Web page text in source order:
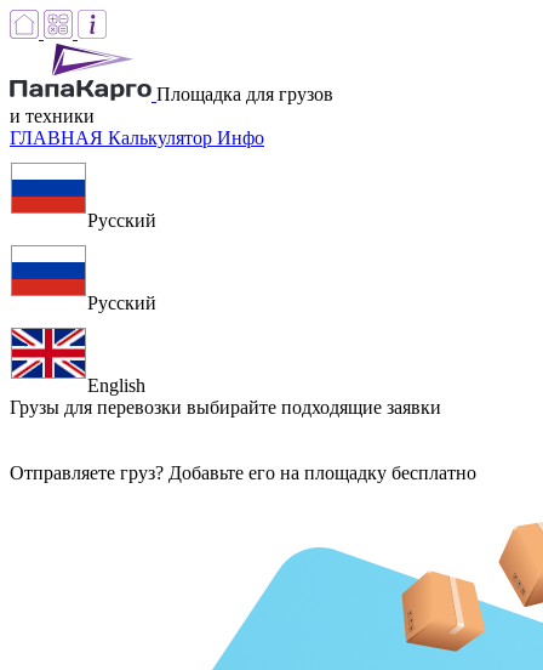
Площадка для грузов
и техники
ГЛАВНАЯ Калькулятор Инфо
Русский
Русский
English
Грузы для перевозки выбирайте подходящие заявки
Отправляете груз? Добавьте его на площадку бесплатно